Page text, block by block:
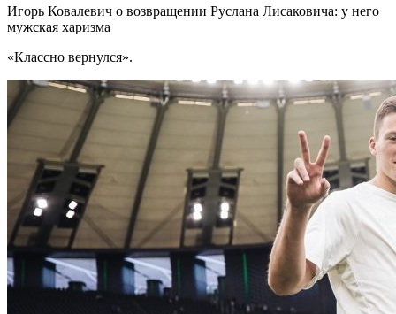
Игорь Ковалевич о возвращении Руслана Лисаковича: у него
мужская харизма
«Классно вернулся».